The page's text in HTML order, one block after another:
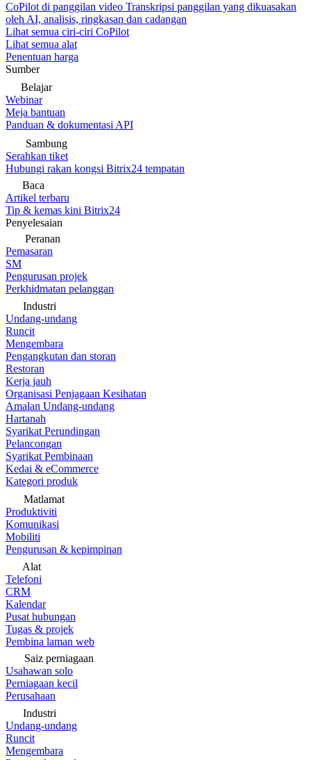
CoPilot di panggilan video Transkripsi panggilan yang dikuasakan
oleh AI, analisis, ringkasan dan cadangan
Lihat semua ciri-ciri CoPilot
Lihat semua alat
Penentuan harga
Sumber
Belajar
Webinar
Meja bantuan
Panduan & dokumentasi API
Sambung
Serahkan tiket
Hubungi rakan kongsi Bitrix24 tempatan
Baca
Artikel terbaru
Tip & kemas kini Bitrix24
Penyelesaian
Peranan
Pemasaran
SM
Pengurusan projek
Perkhidmatan pelanggan
Industri
Undang-undang
Runcit
Mengembara
Pengangkutan dan storan
Restoran
Kerja jauh
Organisasi Penjagaan Kesihatan
Amalan Undang-undang
Hartanah
Syarikat Perundingan
Pelancongan
Syarikat Pembinaan
Kedai & eCommerce
Kategori produk
Matlamat
Produktiviti
Komunikasi
Mobiliti
Pengurusan & kepimpinan
Alat
Telefoni
CRM
Kalendar
Pusat hubungan
Tugas & projek
Pembina laman web
Saiz perniagaan
Usahawan solo
Perniagaan kecil
Perusahaan
Industri
Undang-undang
Runcit
Mengembara